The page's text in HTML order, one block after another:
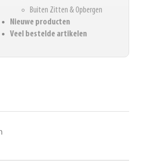
Buiten Zitten & Opbergen
Nieuwe producten
Veel bestelde artikelen